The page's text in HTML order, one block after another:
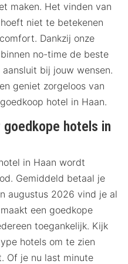
maken. Het vinden van
niet te betekenen
Dankzij onze
no-time de beste
bij jouw wensen.
geniet zorgeloos van
hotel in Haan.
hotels in
in Haan wordt
Gemiddeld betaal je
augustus 2026 vind je al
een goedkope
toegankelijk. Kijk
hotels om te zien
Of je nu last minute